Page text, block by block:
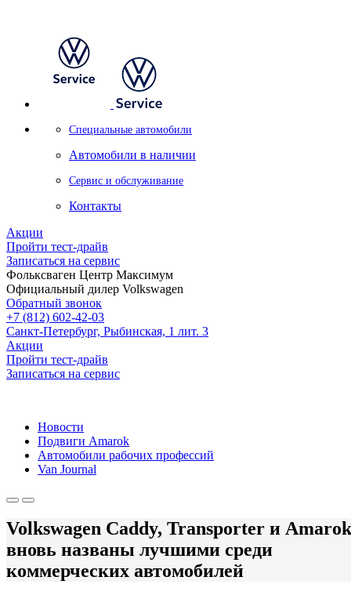
Специальные автомобили
Автомобили в наличии
Сервис и обслуживание
Контакты
Акции
Пройти тест-драйв
Записаться на сервис
Фольксваген Центр Максимум
Официальный дилер Volkswagen
Обратный звонок
+7 (812) 602-42-03
Санкт-Петербург, Рыбинская, 1 лит. 3
Акции
Пройти тест-драйв
Записаться на сервис
Новости
Подвиги Amarok
Автомобили рабочих профессий
Van Journal
Volkswagen Caddy, Transporter и Amarok
вновь названы лучшими среди
коммерческих автомобилей